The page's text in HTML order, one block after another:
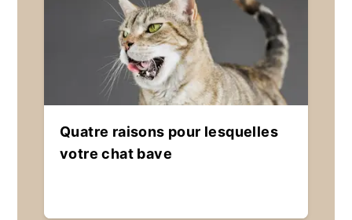
Quatre raisons pour lesquelles
votre chat bave